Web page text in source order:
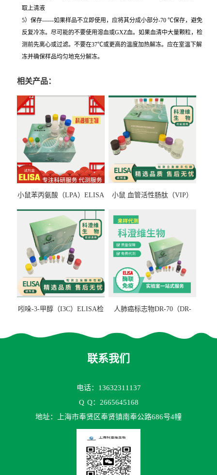
取上清液
5）保存------如果样品不立即使用，应将其分成小部分-70 ℃保存，避免
反复冷冻。尽可能的不要使用溶血或GXZ血。如果血清中大量颗粒，检
测前先离心或过滤。不要在37℃或更高的温度加热解冻。应在室温下解
冻并确保样品均匀地充分解冻。
相关产品：
小鼠苯丙氨酸（LPA）ELISA
小鼠 血管活性肠肽（VIP）
吲哚-3-甲醇（I3C）ELISA检
人肺癌标志物DR-70（DR-
联系我们
电话：13632311137
Q Q：2665645168
地址：上海市奉贤区奉贤镇南奉公路686号4幢